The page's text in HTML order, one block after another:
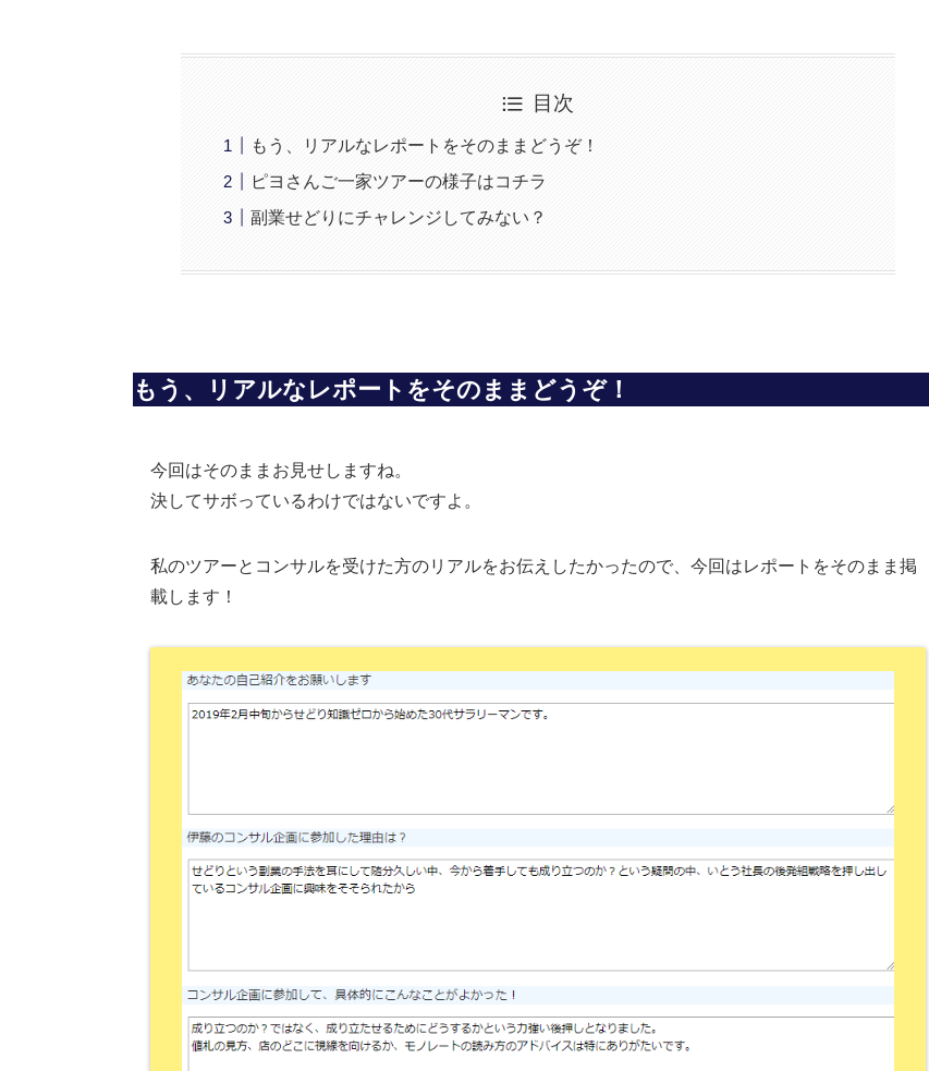
目次
もう、リアルなレポートをそのままどうぞ！
ピヨさんご一家ツアーの様子はコチラ
副業せどりにチャレンジしてみない？
もう、リアルなレポートをそのままどうぞ！
今回はそのままお見せしますね。
決してサボっているわけではないですよ。
私のツアーとコンサルを受けた方のリアルをお伝えしたかったので、今回はレポートをそのまま掲
載します！